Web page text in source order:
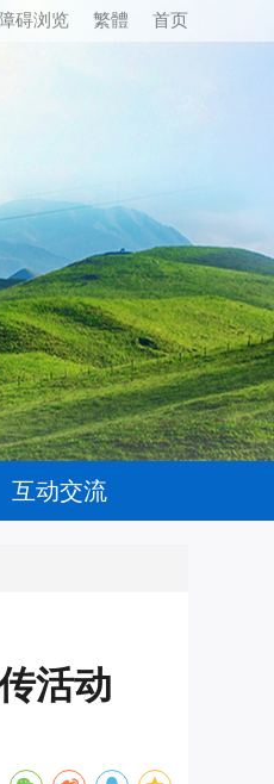
首页
繁體
碍浏览
互动交流
活动